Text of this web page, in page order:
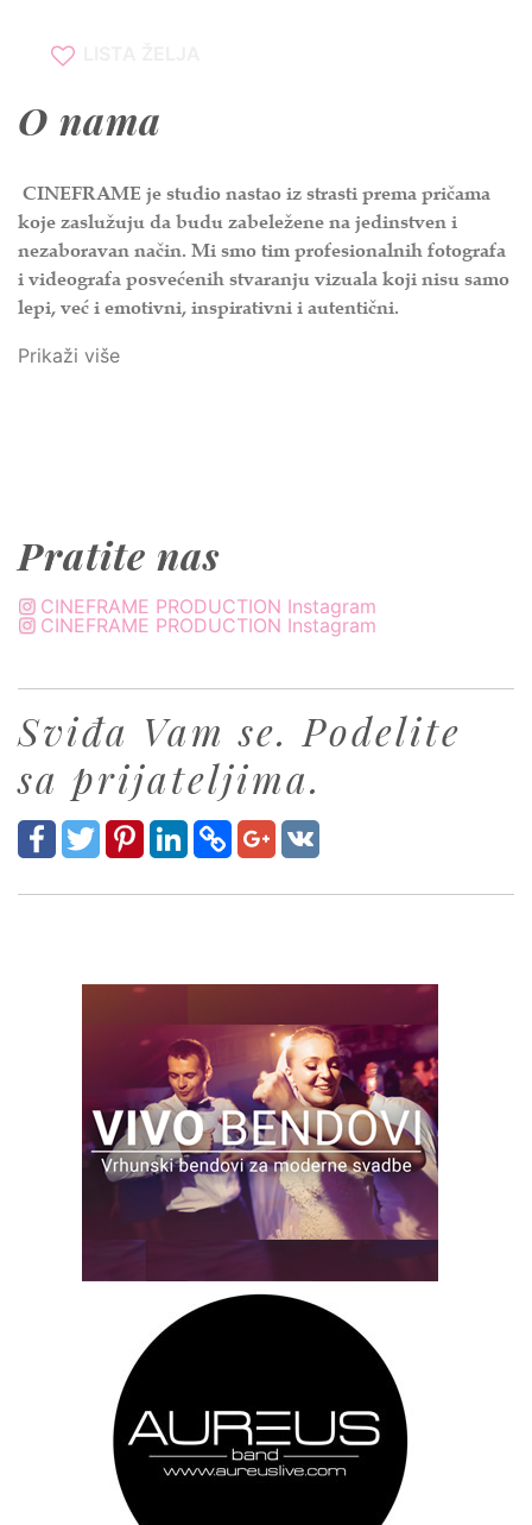
O nama
CINEFRAME je studio nastao iz strasti prema pričama
koje zaslužuju da budu zabeležene na jedinstven i
nezaboravan način. Mi smo tim profesionalnih fotografa
i videografa posvećenih stvaranju vizuala koji nisu samo
lepi, već i emotivni, inspirativni i autentični.
Prikaži više
Pratite nas
CINEFRAME PRODUCTION Instagram
CINEFRAME PRODUCTION Instagram
Sviđa Vam se. Podelite
sa prijateljima.